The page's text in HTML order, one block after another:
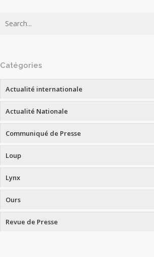
Catégories
Actualité internationale
Actualité Nationale
Communiqué de Presse
Loup
Lynx
Ours
Revue de Presse